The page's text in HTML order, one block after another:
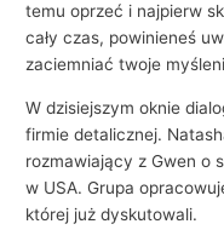
temu oprzeć i najpierw
cały czas, powinieneś
zaciemniać twoje
W dzisiejszym oknie
firmie detalicznej.
rozmawiający z Gwen o
w USA. Grupa
której już dyskutowali.